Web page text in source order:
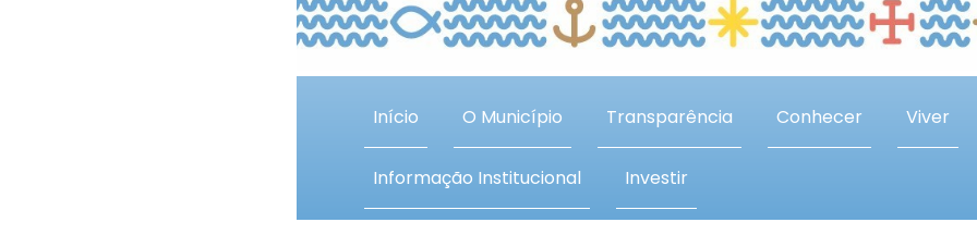
Início O Município Transparência Conhecer Viver
Informação Institucional Investir